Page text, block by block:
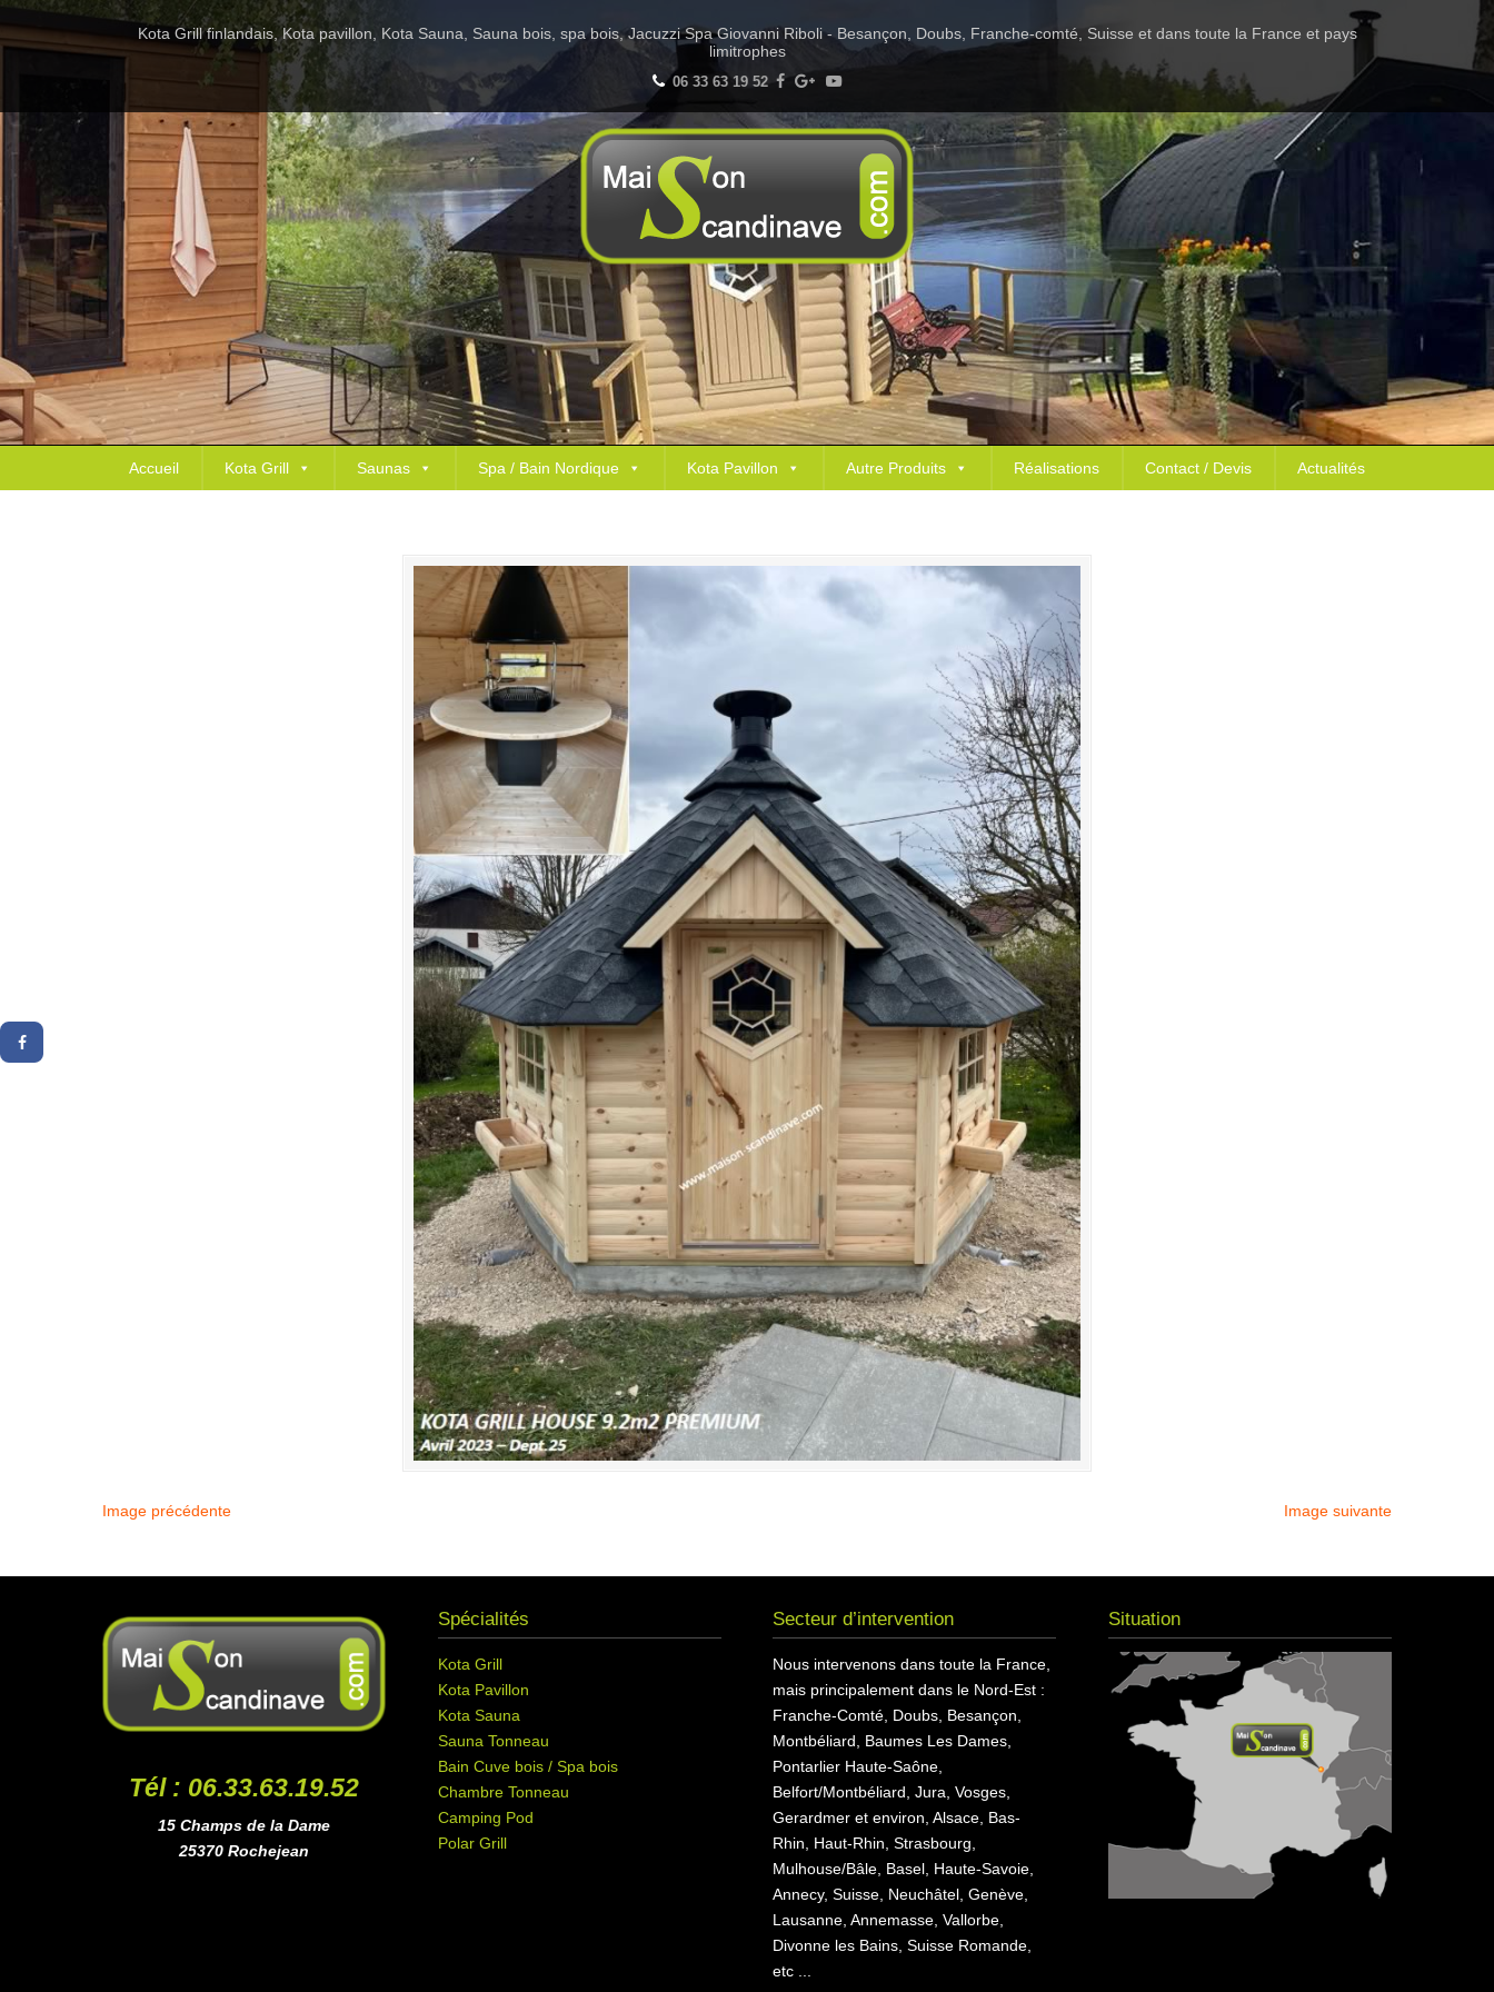
Kota Grill finlandais, Kota pavillon, Kota Sauna, Sauna bois, spa bois, Jacuzzi Spa Giovanni Riboli - Besançon, Doubs, Franche-comté, Suisse et dans toute la France et pays
limitrophes
06 33 63 19 52
Accueil Kota Grill Saunas Spa / Bain Nordique Kota Pavillon Autre Produits Réalisations Contact / Devis Actualités
Image précédente Image suivante
Tél : 06.33.63.19.52
15 Champs de la Dame
25370 Rochejean
Spécialités
Kota Grill
Kota Pavillon
Kota Sauna
Sauna Tonneau
Bain Cuve bois / Spa bois
Chambre Tonneau
Camping Pod
Polar Grill
Secteur d’intervention
Nous intervenons dans toute la France,
mais principalement dans le Nord-Est :
Franche-Comté, Doubs, Besançon,
Montbéliard, Baumes Les Dames,
Pontarlier Haute-Saône,
Belfort/Montbéliard, Jura, Vosges,
Gerardmer et environ, Alsace, Bas-
Rhin, Haut-Rhin, Strasbourg,
Mulhouse/Bâle, Basel, Haute-Savoie,
Annecy, Suisse, Neuchâtel, Genève,
Lausanne, Annemasse, Vallorbe,
Divonne les Bains, Suisse Romande,
etc ...
Situation